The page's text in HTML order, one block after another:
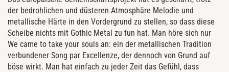
der bedrohlichen und düsteren Atmosphäre Melodie und
metallische Härte in den Vordergrund zu stellen, so dass diese
Scheibe nichts mit Gothic Metal zu tun hat. Man höre sich nur
We came to take your souls an: ein der metallischen Tradition
verbundener Song par Excellenze, der dennoch von Grund auf
böse wirkt. Man hat einfach zu jeder Zeit das Gefühl, dass